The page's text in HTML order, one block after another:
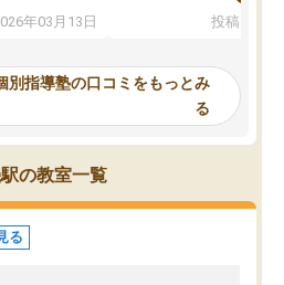
です」と言
考えて、思
から学ぶこ
らいいなと
りないのか
どももびっ
気を持って
り、少しず
も無くなっ
数学も追加
高校受験に
年03月13日
可能なので本当に助か
らないところをピンポイ
頂いて、とてもわかり
していました。一生を
スト、多少お金がかかっ
投稿日：
別指導塾の口コミをもっとみ
る
の教室一覧
る